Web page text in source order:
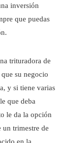
inversión
que puedas
trituradora de
su negocio
y si tiene varias
que deba
le da la opción
un trimestre de